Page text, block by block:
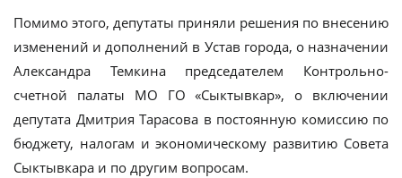
Помимо этого, депутаты приняли решения по внесению
изменений и дополнений в Устав города, о назначении
Александра Темкина председателем Контрольно-
счетной палаты МО ГО «Сыктывкар», о включении
депутата Дмитрия Тарасова в постоянную комиссию по
бюджету, налогам и экономическому развитию Совета
Сыктывкара и по другим вопросам.